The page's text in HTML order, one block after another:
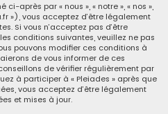
après par « nous », « notre », « nos »,
»), vous acceptez d’être légalement
Si vous n’acceptez pas d’être
conditions suivantes, veuillez ne pas
pouvons modifier ces conditions à
de vous informer de ces
de vérifier régulièrement par
à participer à « Pleiades » après que
vous acceptez d’être légalement
et mises à jour.